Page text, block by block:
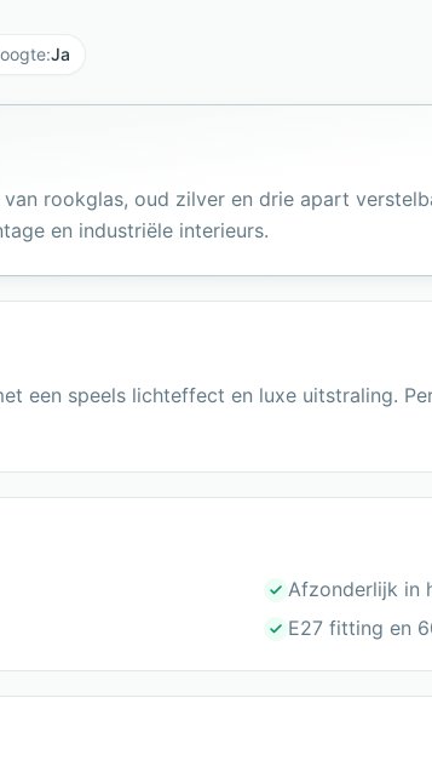
:Ja
rookglas, oud zilver en drie apart
en industriële interieurs.
een speels lichteffect en luxe uitstraling.
Afzonderlijk in
E27 fitting en